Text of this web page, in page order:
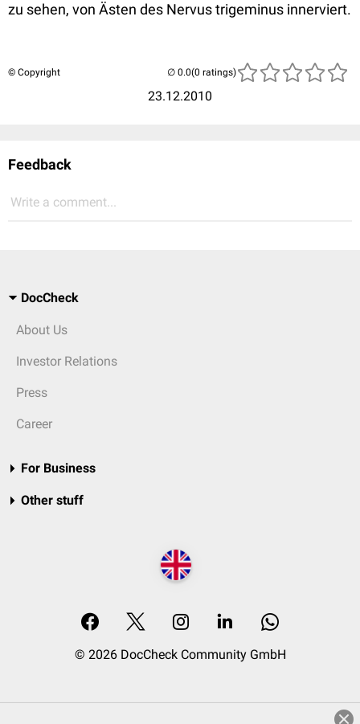
zu sehen, von Ästen des Nervus trigeminus innerviert.
© Copyright
23.12.2010
(0 ratings)
Feedback
Write a comment...
DocCheck
About Us
Investor Relations
Press
Career
For Business
Other stuff
© 2026 DocCheck Community GmbH